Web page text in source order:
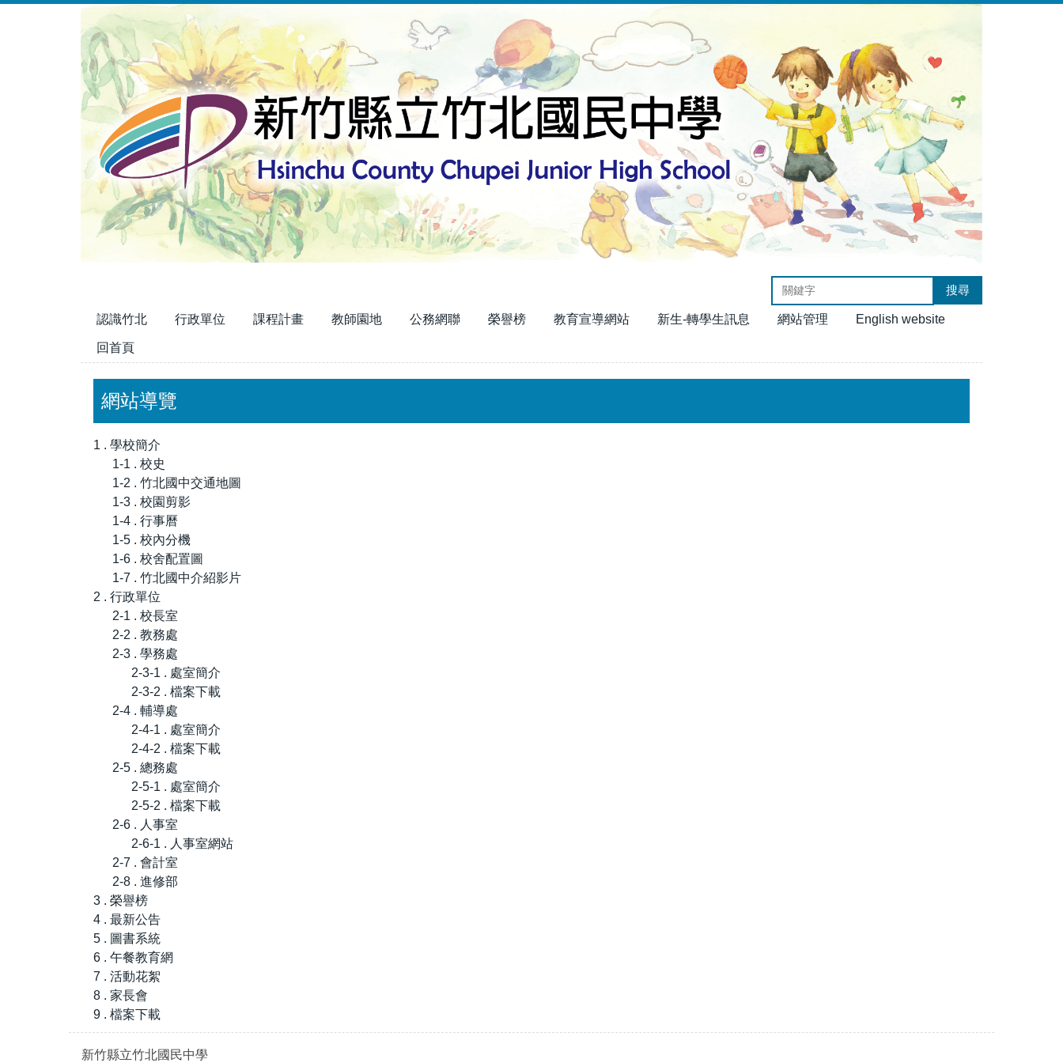
搜尋
認識竹北 行政單位 課程計畫 教師園地 公務網聯 榮譽榜 教育宣導網站 新生-轉學生訊息 網站管理 English website
回首頁
網站導覽
1 . 學校簡介
1-1 . 校史
1-2 . 竹北國中交通地圖
1-3 . 校園剪影
1-4 . 行事曆
1-5 . 校內分機
1-6 . 校舍配置圖
1-7 . 竹北國中介紹影片
2 . 行政單位
2-1 . 校長室
2-2 . 教務處
2-3 . 學務處
2-3-1 . 處室簡介
2-3-2 . 檔案下載
2-4 . 輔導處
2-4-1 . 處室簡介
2-4-2 . 檔案下載
2-5 . 總務處
2-5-1 . 處室簡介
2-5-2 . 檔案下載
2-6 . 人事室
2-6-1 . 人事室網站
2-7 . 會計室
2-8 . 進修部
3 . 榮譽榜
4 . 最新公告
5 . 圖書系統
6 . 午餐教育網
7 . 活動花絮
8 . 家長會
9 . 檔案下載
新竹縣立竹北國民中學